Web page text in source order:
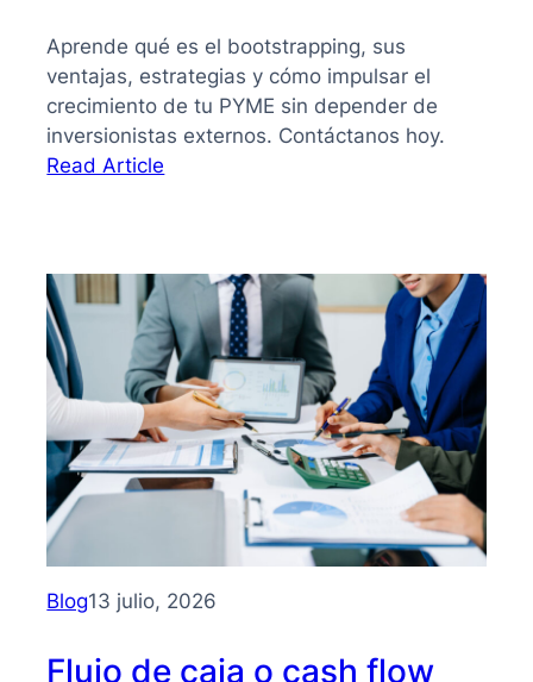
Aprende qué es el bootstrapping, sus
ventajas, estrategias y cómo impulsar el
crecimiento de tu PYME sin depender de
inversionistas externos. Contáctanos hoy.
Read Article
y
cómo
hacer
crecer
tu
PYME
sin
depender
inversionistas
Blog13 julio, 2026
Flujo de caja o cash flow